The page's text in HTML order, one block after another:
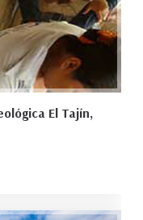
El Tajín,